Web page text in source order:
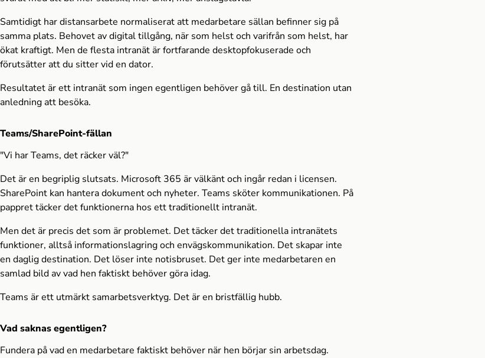
Samtidigt har distansarbete normaliserat att medarbetare sällan befinner sig på
samma plats. Behovet av digital tillgång, när som helst och varifrån som helst, har
ökat kraftigt. Men de flesta intranät är fortfarande desktopfokuserade och
förutsätter att du sitter vid en dator.
Resultatet är ett intranät som ingen egentligen behöver gå till. En destination utan
anledning att besöka.
Teams/SharePoint-fällan
"Vi har Teams, det räcker väl?"
Det är en begriplig slutsats. Microsoft 365 är välkänt och ingår redan i licensen.
SharePoint kan hantera dokument och nyheter. Teams sköter kommunikationen. På
pappret täcker det funktionerna hos ett traditionellt intranät.
Men det är precis det som är problemet. Det täcker det traditionella intranätets
funktioner, alltså informationslagring och envägskommunikation. Det skapar inte
en daglig destination. Det löser inte notisbruset. Det ger inte medarbetaren en
samlad bild av vad hen faktiskt behöver göra idag.
Teams är ett utmärkt samarbetsverktyg. Det är en bristfällig hubb.
Vad saknas egentligen?
Fundera på vad en medarbetare faktiskt behöver när hen börjar sin arbetsdag.